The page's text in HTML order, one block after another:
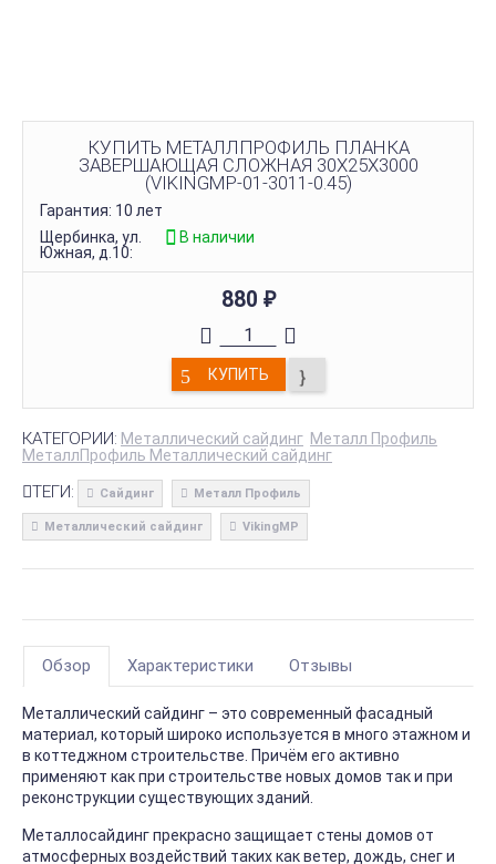
КУПИТЬ МЕТАЛЛПРОФИЛЬ ПЛАНКА
ЗАВЕРШАЮЩАЯ СЛОЖНАЯ 30Х25Х3000
(VIKINGMP-01-3011-0.45)
Гарантия: 10 лет
Щербинка, ул.
Южная, д.10:
В наличии
880 ₽
КУПИТЬ
КАТЕГОРИИ: Металлический сайдинг Металл Профиль
МеталлПрофиль Металлический сайдинг
ТЕГИ: Сайдинг Металл Профиль
Металлический сайдинг VikingMP
Обзор Характеристики Отзывы
Металлический сайдинг – это современный фасадный
материал, который широко используется в много этажном и
в коттеджном строительстве. Причём его активно
применяют как при строительстве новых домов так и при
реконструкции существующих зданий.
Металлосайдинг прекрасно защищает стены домов от
атмосферных воздействий таких как ветер, дождь, снег и